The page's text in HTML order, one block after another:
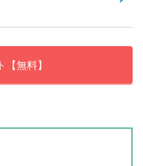
無料】